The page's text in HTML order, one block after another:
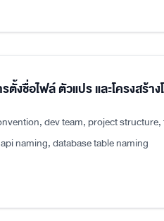
ตั้งชื่อไฟล์ ตัวแปร และโครงสร้า
dev team, project
naming, database table naming